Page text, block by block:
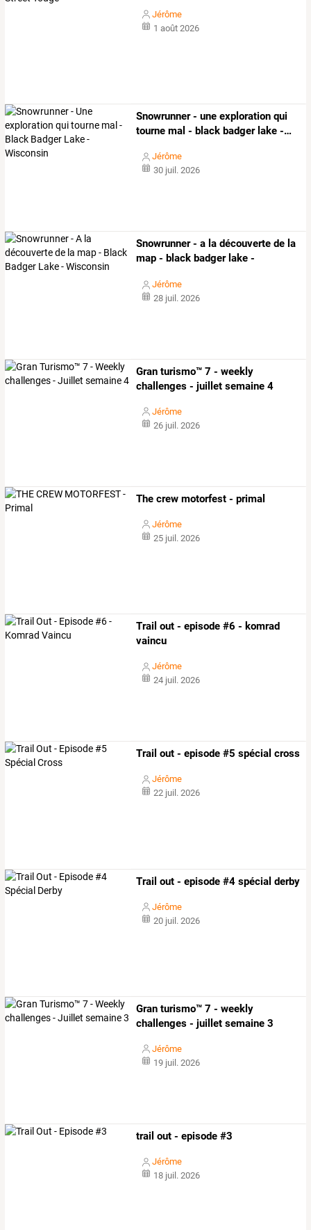
Jérôme
1 août 2026
Snowrunner- une exploration qui
tourne mal - black badgerlake -…
Jérôme
30 juil. 2026
Snowrunner - a la découverte de la
map - black badger lake -
Jérôme
28 juil. 2026
Gran turismo™ 7 - weekly
challenges - juillet semaine 4
Jérôme
26 juil. 2026
The crew motorfest - primal
Jérôme
25 juil. 2026
Trail out - episode #6 - komrad
vaincu
Jérôme
24 juil. 2026
Trail out - episode #5 spécial cross
Jérôme
22 juil. 2026
Trail out - episode #4 spécial derby
Jérôme
20 juil. 2026
Gran turismo™ 7 - weekly
challenges - juillet semaine 3
Jérôme
19 juil. 2026
trail out - episode #3
Jérôme
18 juil. 2026